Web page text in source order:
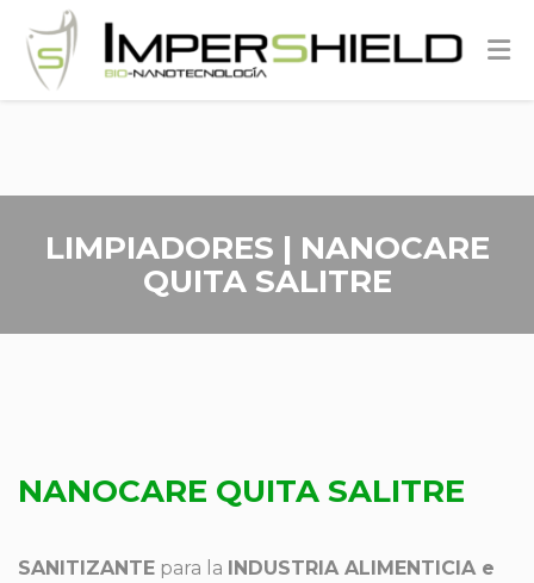
LIMPIADORES | NANOCARE
QUITA SALITRE
NANOCARE QUITA SALITRE
SANITIZANTE para la INDUSTRIA ALIMENTICIA e